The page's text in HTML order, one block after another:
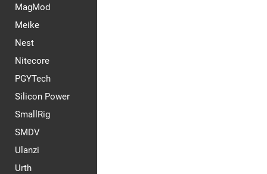
MagMod
Meike
Nest
Nitecore
PGYTech
Silicon Power
SmallRig
SMDV
Ulanzi
Urth